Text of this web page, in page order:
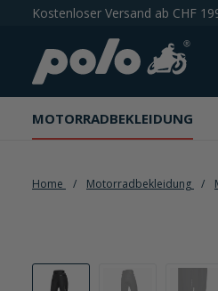
Zur Hauptnavigation
Kostenloser Versand ab CHF
MOTORRADBEKLEIDUNG
Home Motorradbekleidung
Bildergalerie überspringen